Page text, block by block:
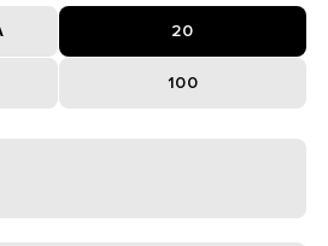
20
100